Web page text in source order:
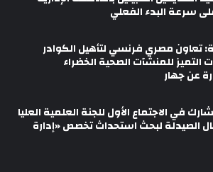
سرعة البدء الفعلي
تعاون مصري فرنسي لتأهيل الكوادر
التميز للمنشآت الصحية الخضراء
عن جهار
في الاجتماع الأول للجنة العلمية العليا
الصيدلة لبحث استحداث تخصص «إدارة